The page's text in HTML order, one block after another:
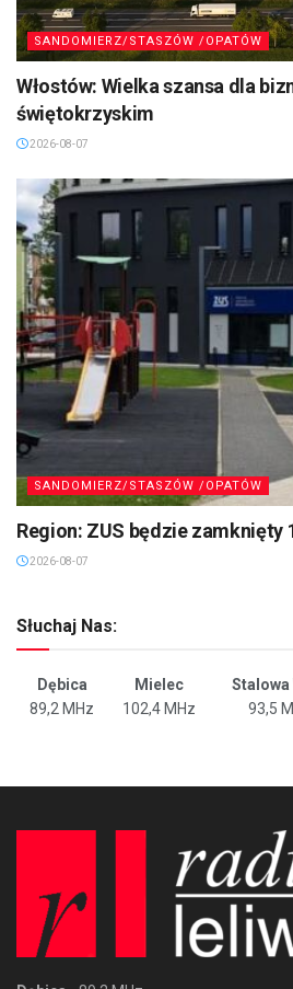
SANDOMIERZ/STASZÓW /OPATÓW
Włostów: Wielka szansa dla
świętokrzyskim
2026-08-07
SANDOMIERZ/STASZÓW /OPATÓW
Region: ZUS będzie zamknięty
2026-08-07
Słuchaj Nas:
Dębica Mielec Stalowa
89,2 MHz
102,4 MHz 93,5